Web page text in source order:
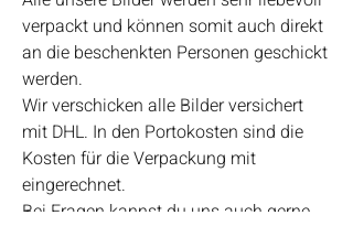
verpackt und können somit auch direkt
an die beschenkten Personen geschickt
werden.
Wir verschicken alle Bilder versichert
mit DHL. In den Portokosten sind die
Kosten für die Verpackung mit
eingerechnet.
Bei Fragen kannst du uns auch gerne